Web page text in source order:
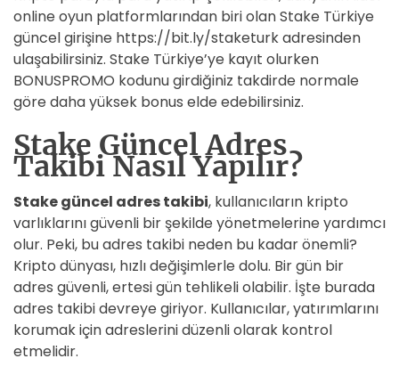
online oyun platformlarından biri olan Stake Türkiye
güncel girişine https://bit.ly/staketurk adresinden
ulaşabilirsiniz. Stake Türkiye’ye kayıt olurken
BONUSPROMO kodunu girdiğiniz takdirde normale
göre daha yüksek bonus elde edebilirsiniz.
Stake Güncel Adres
Takibi Nasıl Yapılır?
Stake güncel adres takibi, kullanıcıların kripto
varlıklarını güvenli bir şekilde yönetmelerine yardımcı
olur. Peki, bu adres takibi neden bu kadar önemli?
Kripto dünyası, hızlı değişimlerle dolu. Bir gün bir
adres güvenli, ertesi gün tehlikeli olabilir. İşte burada
adres takibi devreye giriyor. Kullanıcılar, yatırımlarını
korumak için adreslerini düzenli olarak kontrol
etmelidir.